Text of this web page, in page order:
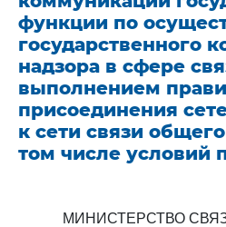
функции по
государственного
надзора в сфере
выполнением
присоединения
к сети связи
том числе условий
МИНИСТЕРСТВО